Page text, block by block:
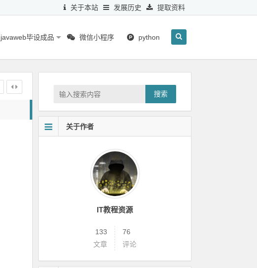
关于本站 发展历史 提取资料
javaweb毕设成品 微信小程序 python
搜索
关于作者
IT教程资源
133
文章
76
评论